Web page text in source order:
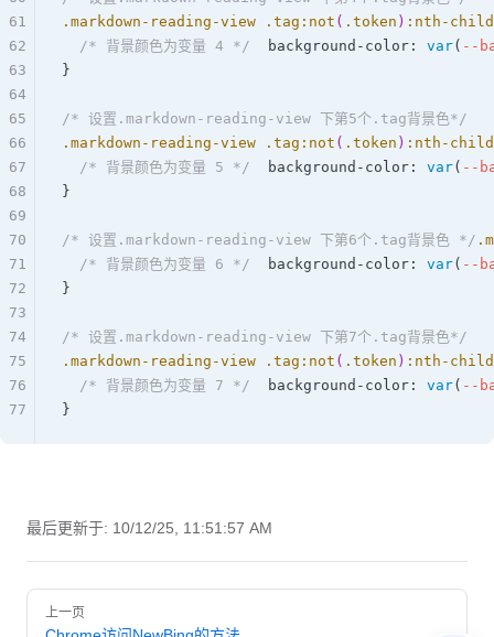
.markdown-reading-view .tag :not ( .token ) :nth-child
  /* 背景颜色为变量 4 */
  background-color:
var( --
}
/* 设置.markdown-reading-view 下第5个.tag背景色*/
.markdown-reading-view .tag :not ( .token ) :nth-child
  /* 背景颜色为变量 5 */
  background-color:
var( --
}
/* 设置.markdown-reading-view 下第6个.tag背景色 */
  /* 背景颜色为变量 6 */
  background-color:
var( --
}
/* 设置.markdown-reading-view 下第7个.tag背景色*/
.markdown-reading-view .tag :not ( .token ) :nth-child
  /* 背景颜色为变量 7 */
  background-color:
var( --
}
61
62
63
64
65
66
67
68
69
70
71
72
73
74
75
76
77
最后更新于: 10/12/25, 11:51:57 AM
Pager
上一页